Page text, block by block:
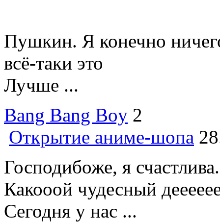
Пушкин. Я конечно
всё-таки это
Лучше ...
Bang Bang Boy 2
Открытие аниме-шопа
Господибоже, я счастлива.
Какооой чудесный
Сегодня у нас ...